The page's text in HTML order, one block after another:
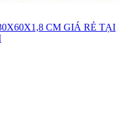
CM GIÁ RẺ TẠI